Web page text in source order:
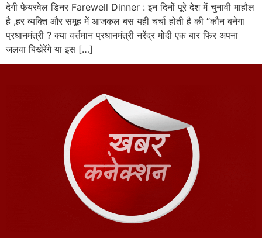
देगी फेयरवेल डिनर Farewell Dinner : इन दिनों पूरे देश में चुनावी माहौल
है ,हर व्यक्ति और समूह में आजकल बस यही चर्चा होती है की “कौन बनेगा
प्रधानमंत्री ? क्या वर्त्तमान प्रधानमंत्री नरेंद्र मोदी एक बार फिर अपना
जलवा बिखेरेंगे या इस […]